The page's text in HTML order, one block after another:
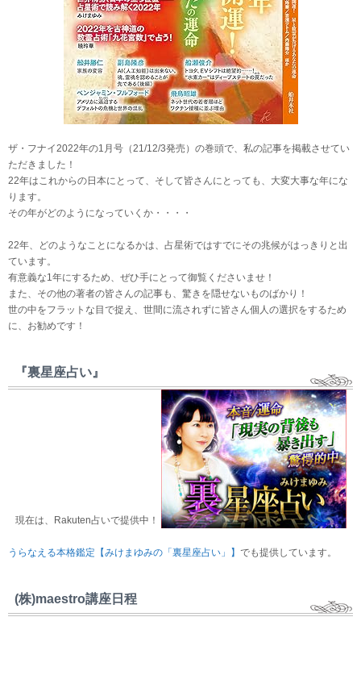
ザ・フナイ2022年の1月号（21/12/3発売）の巻頭で、私の記事を掲載させてい
ただきました！
22年はこれからの日本にとって、そして皆さんにとっても、大変大事な年にな
ります。
その年がどのようになっていくか・・・・
22年、どのようなことになるかは、占星術ではすでにその兆候がはっきりと出
ています。
有意義な1年にするため、ぜひ手にとって御覧くださいませ！
また、その他の著者の皆さんの記事も、驚きを隠せないものばかり！
世の中をフラットな目で捉え、世間に流されずに皆さん個人の選択をするため
に、お勧めです！
『裏星座占い』
現在は、Rakuten占いで提供中！
うらなえる本格鑑定【みけまゆみの「裏星座占い」】 でも提供しています。
(株)maestro講座日程